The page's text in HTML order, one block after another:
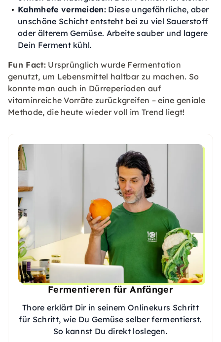
Kahmhefe vermeiden: Diese ungefährliche, aber
unschöne Schicht entsteht bei zu viel Sauerstoff
oder älterem Gemüse. Arbeite sauber und lagere
Dein Ferment kühl.
Fun Fact:Ursprünglich wurde Fermentation
genutzt, um Lebensmittel haltbar zu machen. So
konnte man auch in Dürreperioden auf
vitaminreiche Vorräte zurückgreifen – eine geniale
Methode, die heute wieder voll im Trend liegt!
Fermentieren für Anfänger
Thore erklärt Dir in seinem Onlinekurs Schritt
für Schritt, wie Du Gemüse selber fermentierst.
So kannst Du direkt loslegen.